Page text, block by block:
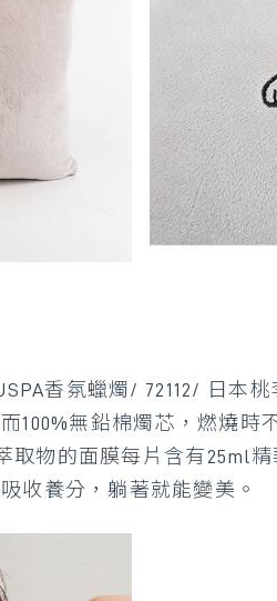
香氛蠟燭/ 72112/ 日本桃
無鉛棉燭芯，燃燒時
取物的面膜每片含有25ml
收養分，躺著就能變美。